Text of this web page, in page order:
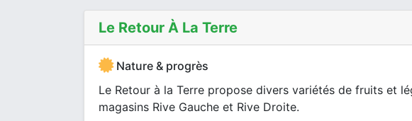
Le Retour À La Terre
Nature & progrès
Le Retour à la Terre propose divers variétés de fruits et
magasins Rive Gauche et Rive Droite.